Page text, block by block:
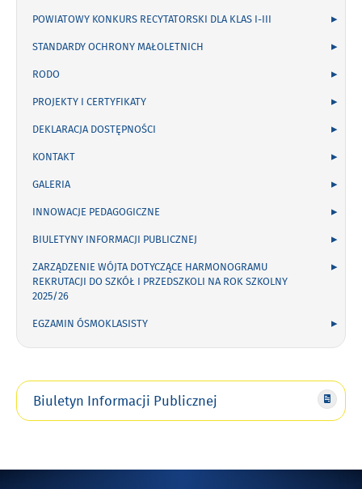
POWIATOWY KONKURS RECYTATORSKI DLA KLAS I-III
STANDARDY OCHRONY MAŁOLETNICH
RODO
PROJEKTY I CERTYFIKATY
DEKLARACJA DOSTĘPNOŚCI
KONTAKT
GALERIA
INNOWACJE PEDAGOGICZNE
BIULETYNY INFORMACJI PUBLICZNEJ
ZARZĄDZENIE WÓJTA DOTYCZĄCE HARMONOGRAMU
REKRUTACJI DO SZKÓŁ I PRZEDSZKOLI NA ROK SZKOLNY
2025/26
EGZAMIN ÓSMOKLASISTY
Biuletyn Informacji Publicznej